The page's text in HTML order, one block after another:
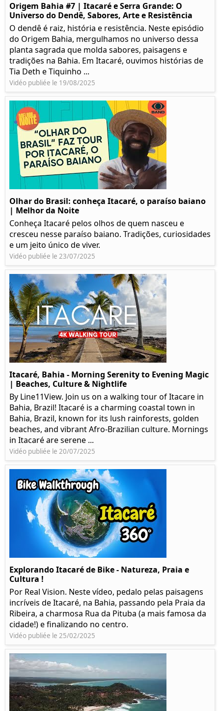
Origem Bahia #7 | Itacaré e Serra Grande: O
Universo do Dendê, Sabores, Arte e Resistência
O dendê é raiz, história e resistência. Neste episódio
do Origem Bahia, mergulhamos no universo dessa
planta sagrada que molda sabores, paisagens e
tradições na Bahia. Em Itacaré, ouvimos histórias de
Tia Deth e Tiquinho ...
Vidéo publiée le 19/08/2025
Olhar do Brasil: conheça Itacaré, o paraíso baiano
| Melhor da Noite
Conheça Itacaré pelos olhos de quem nasceu e
cresceu nesse paraíso baiano. Tradições, curiosidades
e um jeito único de viver.
Vidéo publiée le 23/07/2025
Itacaré, Bahia - Morning Serenity to Evening Magic
| Beaches, Culture & Nightlife
By Line11View. Join us on a walking tour of Itacare in
Bahia, Brazil! Itacaré is a charming coastal town in
Bahia, Brazil, known for its lush rainforests, golden
beaches, and vibrant Afro-Brazilian culture. Mornings
in Itacaré are serene ...
Vidéo publiée le 20/07/2025
Explorando Itacaré de Bike - Natureza, Praia e
Cultura !
Por Real Vision. Neste vídeo, pedalo pelas paisagens
incríveis de Itacaré, na Bahia, passando pela Praia da
Ribeira, a charmosa Rua da Pituba (a mais famosa da
cidade!) e finalizando no centro.
Vidéo publiée le 25/02/2025